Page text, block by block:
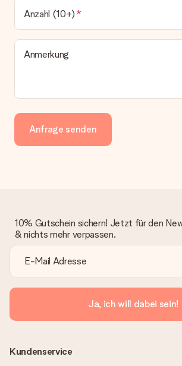
Anzahl (10+)
Anmerkung
Anfrage senden
10% Gutschein sichern! Jetzt für den
& nichts mehr verpassen.
Ja, ich will dabei sein!
Kundenservice